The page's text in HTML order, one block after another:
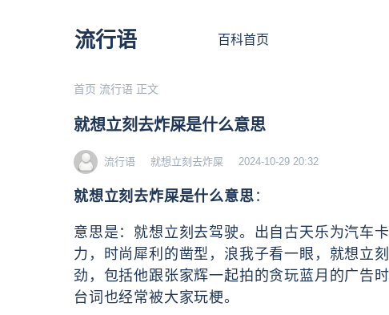
流行语 百科首页
首页 流行语 正文
就想立刻去炸屎是什么意思
流行语 就想立刻去炸屎 2024-10-29 20:32
就想立刻去炸屎是什么意思 ：
意思是：就想立刻去驾驶。出自古天乐为汽车
力，时尚犀利的凿型，浪我子看一眼，就想立
劲，包括他跟张家辉一起拍的贪玩蓝月的广告
台词也经常被大家玩梗。